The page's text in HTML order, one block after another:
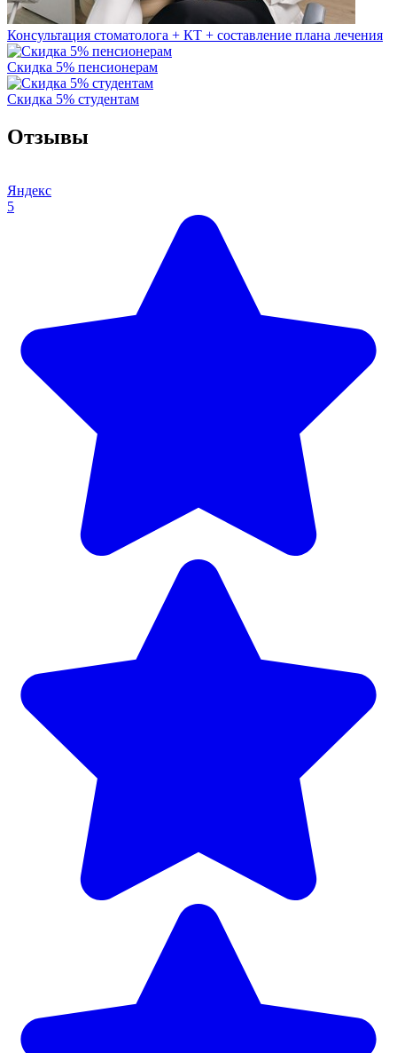
Консультация стоматолога + КТ + составление плана лечения
Скидка 5% пенсионерам
Скидка 5% студентам
Отзывы
Яндекс
5